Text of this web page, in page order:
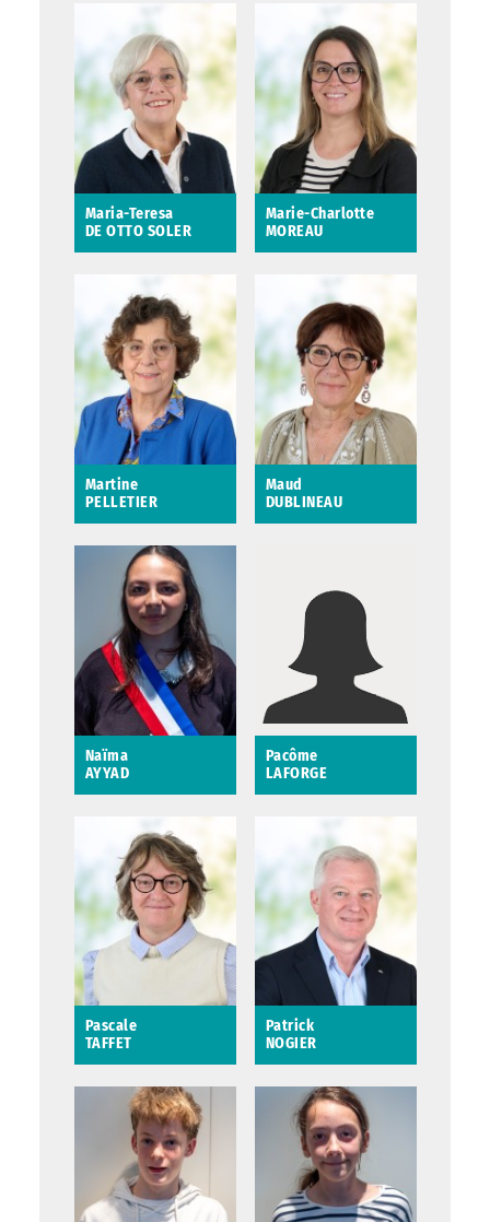
Maria-Teresa
DE OTTO SOLER
Mission : suivi et
coordination
du Conseil des Aînés
Marie-Charlotte
MOREAU
Conseillère
municipale
Saint-Avertin
Martine
PELLETIER
Martine PELLETIER
Maud
DUBLINEAU
municipale déléguée
aux relations avec les
Saint-Avertin
Naïma
AYYAD
Maire-Junior
Pacôme
LAFORGE
Pascale
TAFFET
Pascale TAFFET
4ème ajointe au
maire en charge de la
jeunesse et de
l'animation
Saint-Avertin
Patrick
NOGIER
Patrick NOGIER
7ème adjoint au
Maire en charge de
l’urbanisme, de
l’embellissement de
la ville, de l’espace
public et de la
mobilité